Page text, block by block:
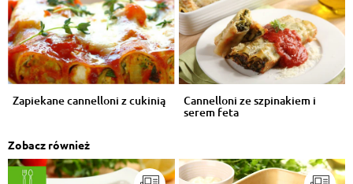
Zapiekane cannelloni z cukinią Cannelloni ze szpinakiem i
serem feta
Zobacz również